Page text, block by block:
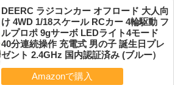
DEERC ラジコンカー オフロード 大人向
け 4WD 1/18スケール RCカー 4輪駆動 フ
ルプロポ 9gサーボ LEDライト4モード
40分連続操作 充電式 男の子 誕生日プレ
ゼント 2.4GHz 国内認証済み (ブルー）